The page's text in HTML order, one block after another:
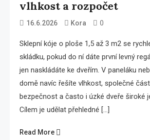
vlhkost a rozpočet
16.6.2026 Kora 0
Sklepní kóje o ploše 1,5 až 3 m2 se
skládku, pokud do ní dáte první levný
jen naskládáte ke dveřím. V paneláku
domě navíc řešíte vlhkost, společné
bezpečnost a často i úzké dveře široké
Cílem je udělat přehledné […]
Read More